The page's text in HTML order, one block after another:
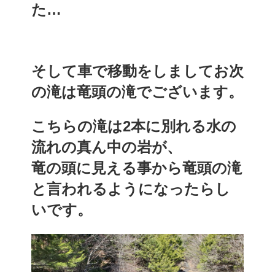
た…
そして車で移動をしましてお次
の滝は竜頭の滝でございます。
こちらの滝は2本に別れる水の
流れの真ん中の岩が、
竜の頭に見える事から竜頭の滝
と言われるようになったらし
いです。